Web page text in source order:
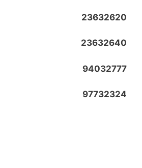
23632620
23632640
94032777
97732324